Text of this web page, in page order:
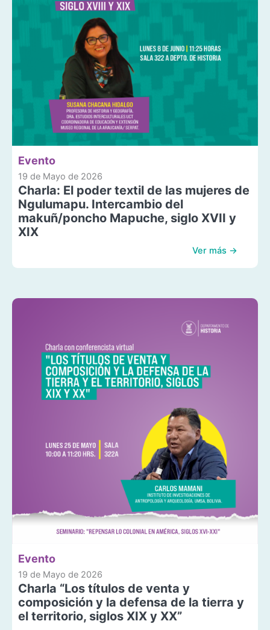
Evento
19 de Mayo de 2026
Charla: El poder textil de las mujeres de
Ngulumapu. Intercambio del
makuñ/poncho Mapuche, siglo XVII y
XIX
Ver más →
Evento
19 de Mayo de 2026
Charla “Los títulos de venta y
composición y la defensa de la tierra y
el territorio, siglos XIX y XX”